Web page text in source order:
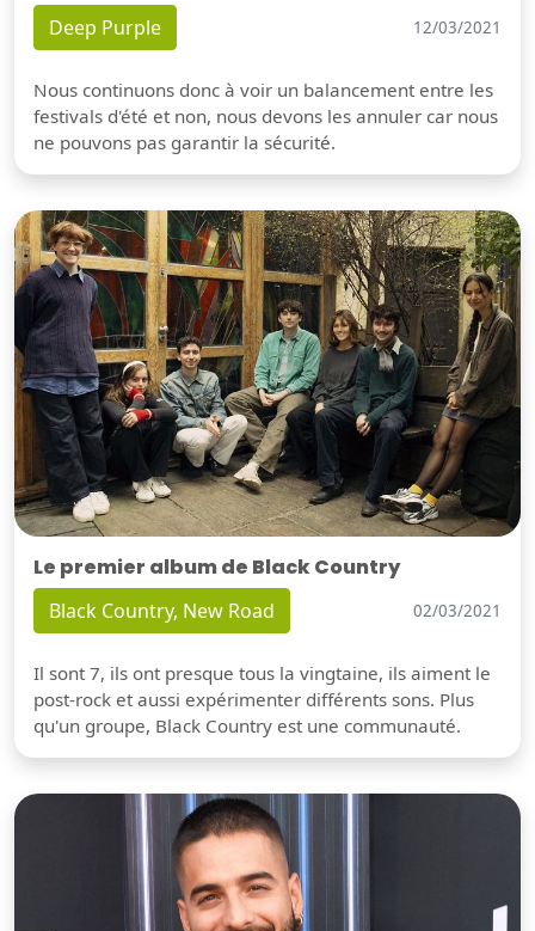
Deep Purple 12/03/2021
Nous continuons donc à voir un balancement entre les
festivals d'été et non, nous devons les annuler car nous
ne pouvons pas garantir la sécurité.
Le premier album de Black Country
Black Country, New Road 02/03/2021
Il sont 7, ils ont presque tous la vingtaine, ils aiment le
post-rock et aussi expérimenter différents sons. Plus
qu'un groupe, Black Country est une communauté.